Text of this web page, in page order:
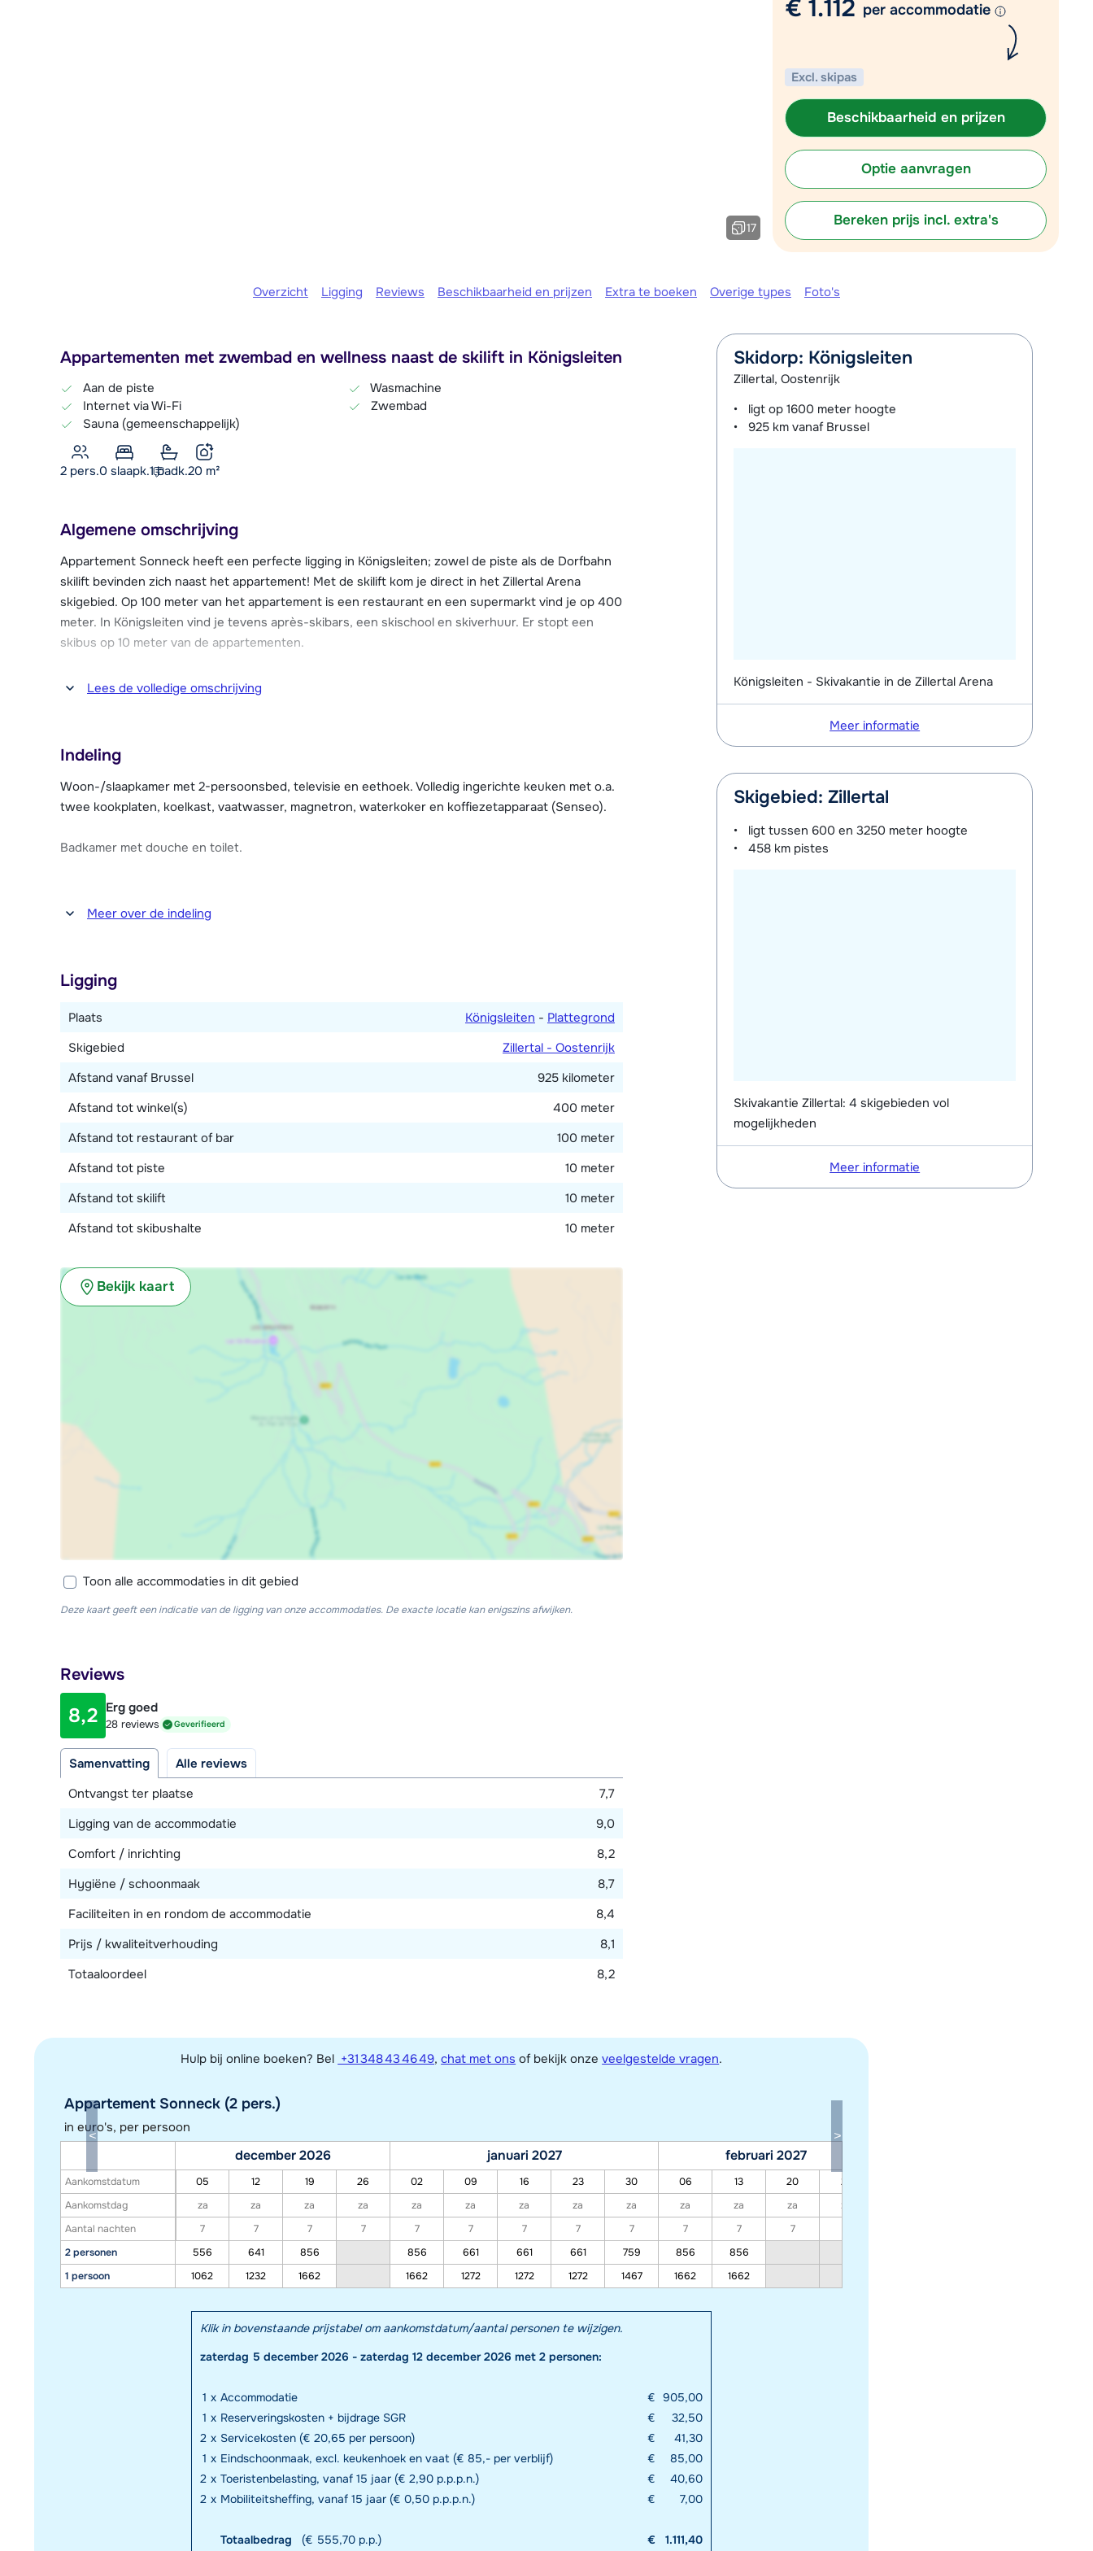
Vul het contactformulier in
We zijn er vandaag tot 17:30 uur.
17
€ 1.112 per accommodatie
Excl. skipas
Beschikbaarheid en prijzen
Optie aanvragen
Bereken prijs incl. extra's
Overzicht Ligging Reviews Beschikbaarheid en prijzen Extra te boeken Overige types Foto's
Appartementen met zwembad en wellness naast de skilift in Königsleiten
Aan de piste
Internet via Wi-Fi
Sauna (gemeenschappelijk)
Wasmachine
Zwembad
2 pers.0 slaapk.1 badk.20 m²
Algemene omschrijving
Appartement Sonneck heeft een perfecte ligging in Königsleiten; zowel de piste als de Dorfbahn
skilift bevinden zich naast het appartement! Met de skilift kom je direct in het Zillertal Arena
skigebied. Op 100 meter van het appartement is een restaurant en een supermarkt vind je op 400
meter. In Königsleiten vind je tevens après-skibars, een skischool en skiverhuur. Er stopt een
skibus op 10 meter van de appartementen.
In het appartementengebouw is o.a. een zwembad (geopend van 9.00 – 21.00 uur, tijden onder
speelruimte. Verder is er gratis internet (Wi-Fi), een skiberging met skischoenendroger en een
wasmachine (tegen betaling). Broodjesservice is mogelijk, en daarnaast is het mogelijk om van het
ontbijtbuffet (tegen betaling) gebruik te maken.
Per appartement beschik je over één parkeerplaats in de parkeergarage.
Lees de volledige omschrijving
Indeling
Woon-/slaapkamer met 2-persoonsbed, televisie en eethoek. Volledig ingerichte keuken met o.a.
twee kookplaten, koelkast, vaatwasser, magnetron, waterkoker en koffiezetapparaat (Senseo).
Badkamer met douche en toilet.
Meer over de indeling
Ligging
Plaats Königsleiten - Plattegrond
Skigebied
Zillertal - Oostenrijk
Afstand vanaf Brussel
925 kilometer
Afstand tot winkel(s)
400 meter
Afstand tot restaurant of bar
100 meter
Afstand tot piste
10 meter
Afstand tot skilift
10 meter
Afstand tot skibushalte
10 meter
Bekijk kaart
Toon alle accommodaties in dit gebied
Deze kaart geeft een indicatie van de ligging van onze accommodaties. De exacte locatie kan enigszins afwijken.
Reviews
8,2 Erg goed
28 reviews Geverifieerd
Samenvatting
Alle reviews
Ontvangst ter plaatse
7,7
Ligging van de accommodatie
9,0
Comfort / inrichting
8,2
Hygiëne / schoonmaak
8,7
Faciliteiten in en rondom de accommodatie
8,4
Prijs / kwaliteitverhouding
8,1
Totaaloordeel
8,2
Hulp bij online boeken? Bel +31 348 43 46 49,chat met ons of bekijk onzeveelgestelde vragen.
Appartement Sonneck (2 pers.)
in euro's, per persoon
Aankomstdatum
Aankomstdag
Aantal nachten
2 personen
1 persoon
december 2026 januari 2027 februari 2027
05 12 19 26 02 09 16 23 30 06 13 20 27
za
za za za za za za za za za za za za
7
7 7 7 7 7 7 7 7 7 7 7
556
641 856 856 661 661 661 759 856 856
1062
1232 1662 1662 1272 1272 1272 1467 1662 1662
Klik in bovenstaande prijstabel om aankomstdatum/aantal personen te wijzigen.
zaterdag 5 december 2026 - zaterdag 12 december 2026 met 2 personen:
1 x Accommodatie € 905,00
1 x Reserveringskosten + bijdrage SGR €
32,50
2 x Servicekosten (€ 20,65 per persoon) €
41,30
1 x Eindschoonmaak, excl. keukenhoek en vaat (€ 85,- per verblijf) €
85,00
2 x Toeristenbelasting, vanaf 15 jaar (€ 2,90 p.p.p.n.) €
40,60
2 x Mobiliteitsheffing, vanaf 15 jaar (€ 0,50 p.p.p.n.) € 7,00
Totaalbedrag (€ 555,70 p.p.) € 1.111,40
Skidorp: Königsleiten
Zillertal, Oostenrijk
ligt op1600 meter hoogte
925 km vanaf Brussel
Königsleiten - Skivakantie in de Zillertal Arena
Meer informatie
Skigebied: Zillertal
ligt tussen 600 en 3250 meter hoogte
458 km pistes
Skivakantie Zillertal: 4 skigebieden vol
mogelijkheden
Meer informatie